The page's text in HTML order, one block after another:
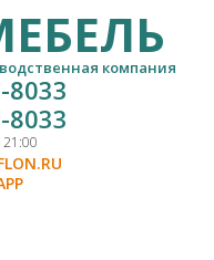
компания
8033
8033
21:00